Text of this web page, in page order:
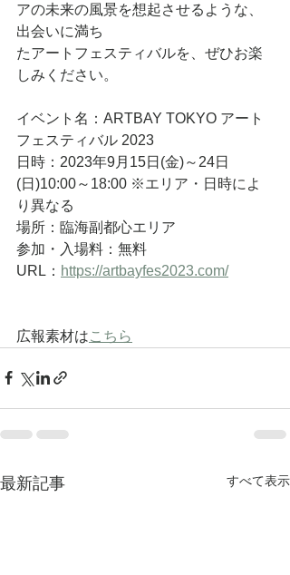
アの未来の風景を想起させるような、
出会いに満ち
たアートフェスティバルを、ぜひお楽
しみください。
イベント名：ARTBAY TOKYO アート
フェスティバル 2023
日時：2023年9月15日(金)～24日
(日)10:00～18:00 ※エリア・日時によ
り異なる
場所：臨海副都心エリア
参加・入場料：無料
URL： https://artbayfes2023.com/
広報素材はこちら
最新記事 すべて表示